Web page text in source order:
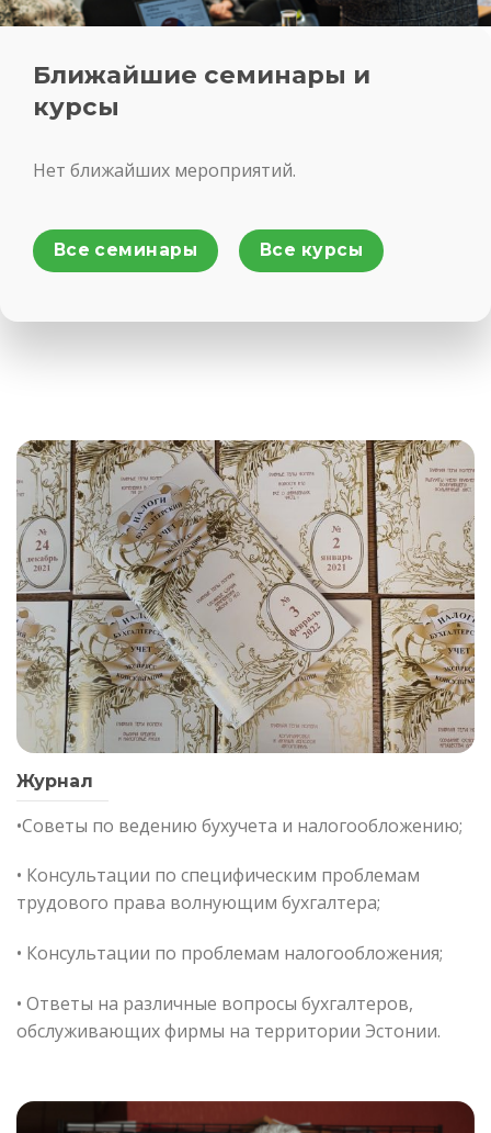
Ближайшие семинары и
курсы
Нет ближайших мероприятий.
Все семинары Все курсы
Журнал
•Cоветы по ведению бухучета и налогообложению;
• Консультации по специфическим проблемам
трудового права волнующим бухгалтера;
• Консультации по проблемам налогообложения;
• Ответы на различные вопросы бухгалтеров,
обслуживающих фирмы на территории Эстонии.